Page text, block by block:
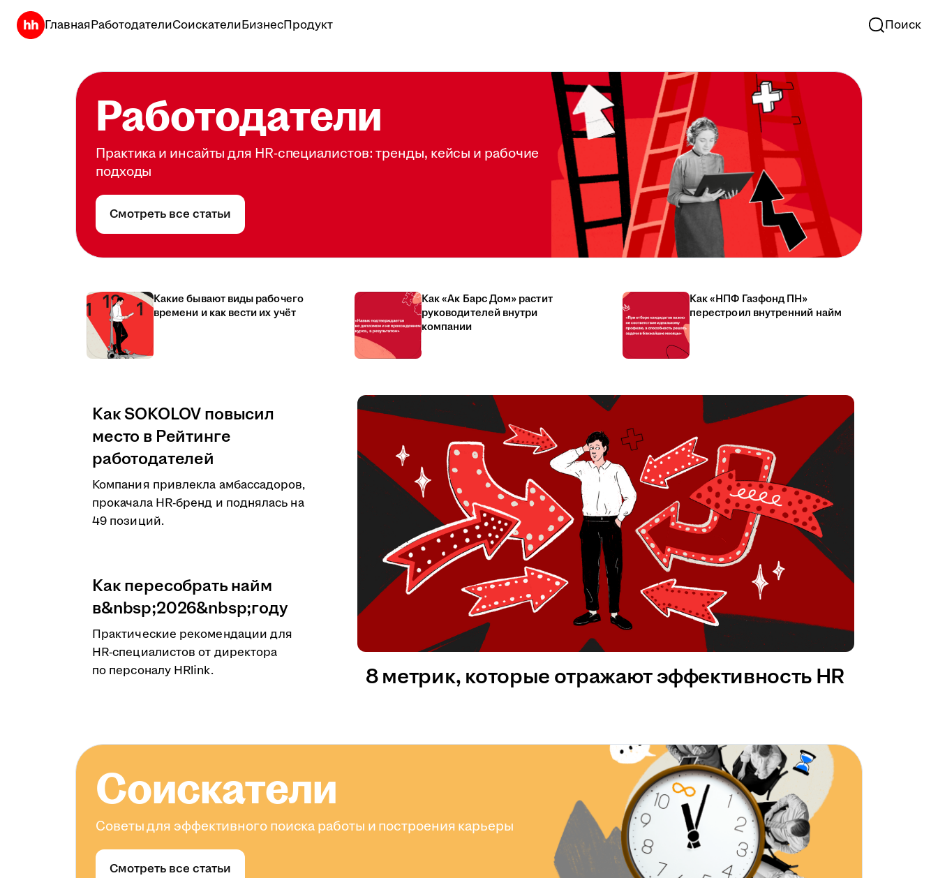
ГлавнаяРаботодателиСоискателиБизнесПродукт Поиск
Работодатели
Практика и инсайты для HR-специалистов: тренды, кейсы и рабочие
подходы
Смотреть все статьи
Какие бывают виды рабочего
времени и как вести их учёт
Как «Ак Барс Дом» растит
руководителей внутри
компании
Как «НПФ Газфонд ПН»
перестроил внутренний найм
Как SOKOLOV повысил
место в Рейтинге
работодателей
Компания привлекла амбассадоров,
прокачала HR-бренд и поднялась на
49 позиций.
Как пересобрать найм
в&nbsp;2026&nbsp;году
Практические рекомендации для
HR-специалистов от директора
по персоналу HRlink.
8 метрик, которые отражают эффективность HR
Соискатели
Советы для эффективного поиска работы и построения карьеры
Смотреть все статьи